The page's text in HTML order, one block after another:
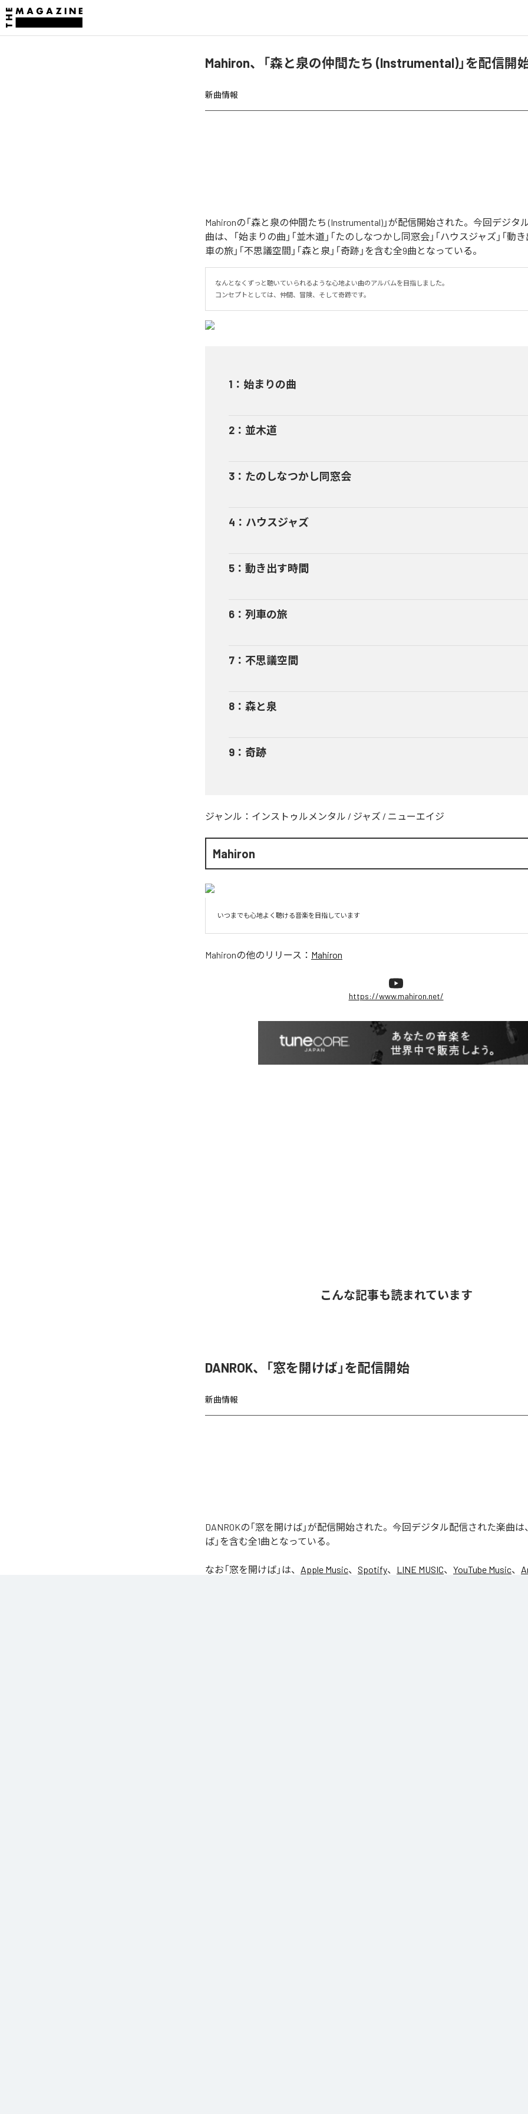
Mahiron、「森と泉の仲間たち (Instrumental)」を配信開
新曲情報
Mahironの「森と泉の仲間たち (Instrumental)」が配信開始された。今回デジタ
曲は、「始まりの曲」「並木道」「たのしなつかし同窓会」「ハウスジャズ」「動き
車の旅」「不思議空間」「森と泉」「奇跡」を含む全9曲となっている。
なんとなくずっと聴いていられるような心地よい曲のアルバムを目指しました。
コンセプトとしては、仲間、冒険、そして奇跡です。
1 ： 始まりの曲
2 ： 並木道
3 ： たのしなつかし同窓会
4 ： ハウスジャズ
5 ： 動き出す時間
6 ： 列車の旅
7 ： 不思議空間
8 ： 森と泉
9 ： 奇跡
ジャンル： インストゥルメンタル / ジャズ / ニューエイジ
Mahiron
いつまでも心地よく聴ける音楽を目指しています
Mahironの他のリリース： Mahiron
https://www.mahiron.net/
こんな記事も読まれています
DANROK、「窓を開けば」を配信開始
新曲情報
DANROKの「窓を開けば」が配信開始された。今回デジタル配信された楽曲は
ば」を含む全1曲となっている。
なお「窓を開けば 」は、 Apple Music、 Spotify、 LINE MUSIC、 YouTube Music、